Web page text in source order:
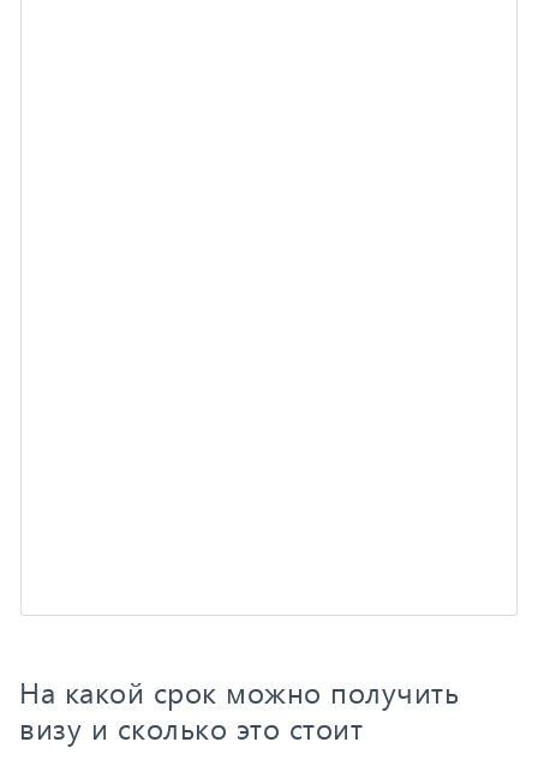
На какой срок можно получить
визу и сколько это стоит